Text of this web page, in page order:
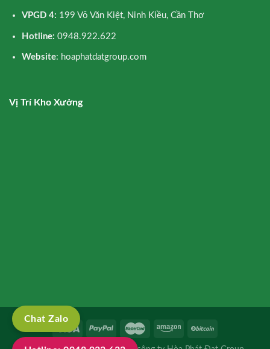
VPGD 4: 199 Võ Văn Kiệt, Ninh Kiều, Cần Thơ
Hotline: 0948.922.622
Website: hoaphatdatgroup.com
Vị Trí Kho Xưởng
Chat Zalo